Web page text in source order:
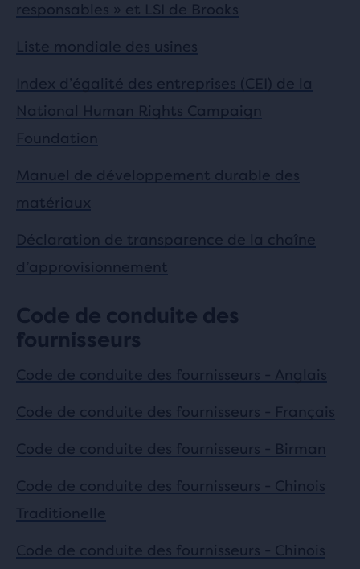
responsables » et LSI de Brooks
Liste mondiale des usines
Index d’égalité des entreprises (CEI) de la
National Human Rights Campaign
Foundation
Manuel de développement durable des
matériaux
Déclaration de transparence de la chaîne
d’approvisionnement
Code de conduite des
fournisseurs
Code de conduite des fournisseurs - Anglais
Code de conduite des fournisseurs - Français
Code de conduite des fournisseurs - Birman
Code de conduite des fournisseurs - Chinois
Traditionelle
Code de conduite des fournisseurs - Chinois